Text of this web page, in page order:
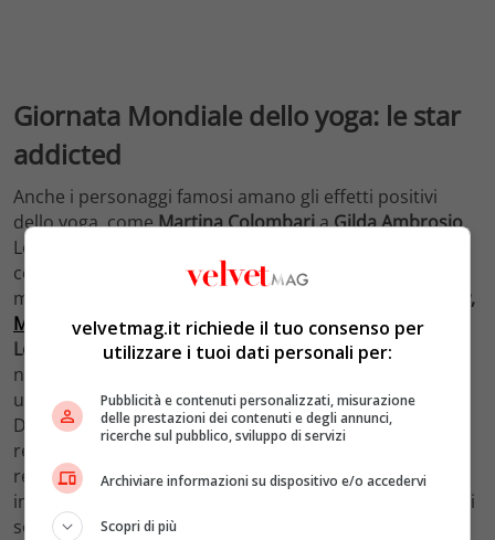
Giornata Mondiale dello yoga: le star
addicted
Anche i personaggi famosi amano gli effetti positivi
dello yoga, comeMartina ColombariaGilda Ambrosio.
Lo yoga è quindi una medicina per l’anima e per il
corpo: ne sono convinte anche numerose celebrità del
mondo dello spettacolo dal calibro di
Gwyneth Paltrow,
Meghan Markle, Jennifer Aniston, Madonna, Adam
Levine.
L’ex attrice e attuale moglie del principe Harry,
nonché neo mamma-bis della piccola Lilibeth Diana, è
un’assidua fan dello yoga, di cui tra l’altro la madre
Dorian è insegnante. In particolare Meghan pratica
regolarmente il metodo
vinyasa
reformer
pilatese lapalestra. La pratica dello yoga è
inoltre particolarmente indicata come supporto per chi
soffre di mal di schiena.
velvetmag.it richiede il tuo consenso per
utilizzare i tuoi dati personali per:
Pubblicità e contenuti personalizzati, misurazione
delle prestazioni dei contenuti e degli annunci,
ricerche sul pubblico, sviluppo di servizi
Archiviare informazioni su dispositivo e/o accedervi
Scopri di più